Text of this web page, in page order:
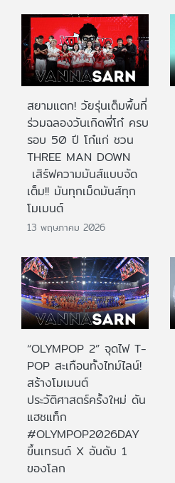
สยามแตก! วัยรุ่นเต็มพื้นที่
ร่วมฉลองวันเกิดพี่โก๋ ครบ
รอบ 50 ปี โก๋แก่ ชวน
THREE MAN DOWN
เสิร์ฟความมันส์แบบจัด
เต็ม!! มันทุกเม็ดมันส์ทุก
โมเมนต์
13 พฤษภาคม 2026
“OLYMPOP 2” จุดไฟ T-
POP สะเทือนทั้งไทม์ไลน์!
สร้างโมเมนต์
ประวัติศาสตร์ครั้งใหม่ ดัน
แฮชแท็ก
#OLYMPOP2026DAY
ขึ้นเทรนด์ X อันดับ 1
ของโลก